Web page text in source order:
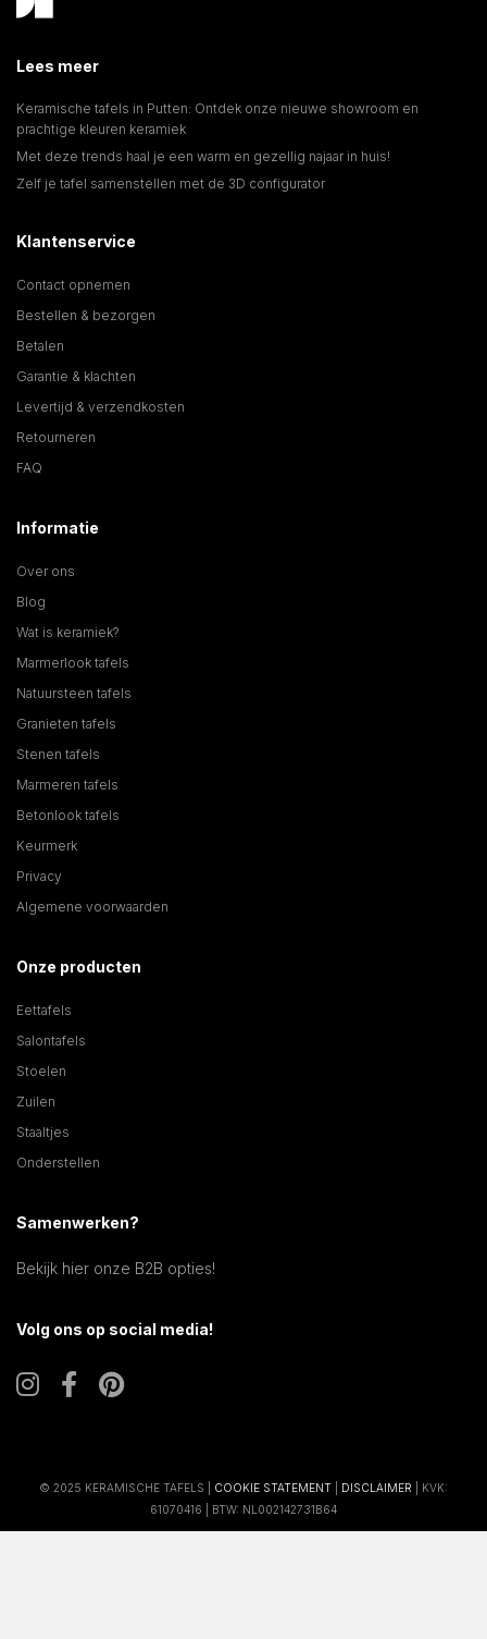
Lees meer
Keramische tafels in Putten: Ontdek onze nieuwe showroom en
prachtige kleuren keramiek
Met deze trends haal je een warm en gezellig najaar in huis!
Zelf je tafel samenstellen met de 3D configurator
Klantenservice
Contact opnemen
Bestellen & bezorgen
Betalen
Garantie & klachten
Levertijd & verzendkosten
Retourneren
FAQ
Informatie
Over ons
Blog
Wat is keramiek?
Marmerlook tafels
Natuursteen tafels
Granieten tafels
Stenen tafels
Marmeren tafels
Betonlook tafels
Keurmerk
Privacy
Algemene voorwaarden
Onze producten
Eettafels
Salontafels
Stoelen
Zuilen
Staaltjes
Onderstellen
Samenwerken?
Bekijk hier onze B2B opties!
Volg ons op social media!
© 2025 KERAMISCHE TAFELS | COOKIE STATEMENT DISCLAIMER | KVK:
61070416 | BTW: NL002142731B64